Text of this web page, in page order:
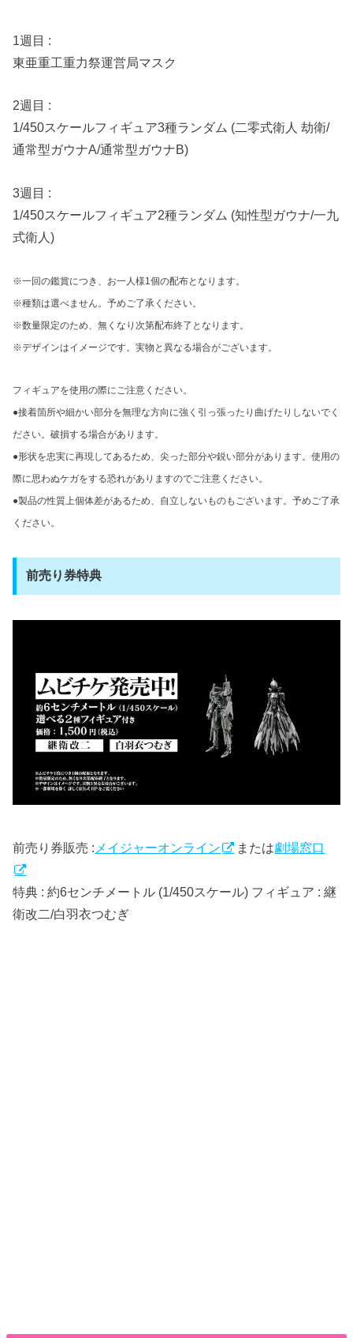
1週目 :
東亜重工重力祭運営局マスク
2週目 :
1/450スケールフィギュア3種ランダム (二零式衛人 劫衛/
通常型ガウナA/通常型ガウナB)
3週目 :
1/450スケールフィギュア2種ランダム (知性型ガウナ/一九
式衛人)
※一回の鑑賞につき、お一人様1個の配布となります。
※種類は選べません。予めご了承ください。
※数量限定のため、無くなり次第配布終了となります。
※デザインはイメージです。実物と異なる場合がございます。
フィギュアを使用の際にご注意ください。
●接着箇所や細かい部分を無理な方向に強く引っ張ったり曲げたりしないでく
ださい。破損する場合があります。
●形状を忠実に再現してあるため、尖った部分や鋭い部分があります。使用の
際に思わぬケガをする恐れがありますのでご注意ください。
●製品の性質上個体差があるため、自立しないものもございます。予めご了承
ください。
前売り券特典
前売り券販売 : メイジャーオンライン または劇場窓口
特典 : 約6センチメートル (1/450スケール) フィギュア : 継
衛改二/白羽衣つむぎ